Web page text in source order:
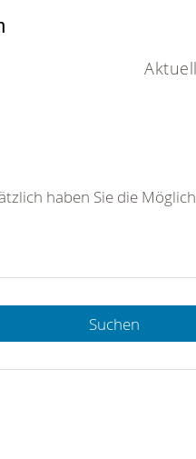
Aktuell
haben Sie die
Suchen